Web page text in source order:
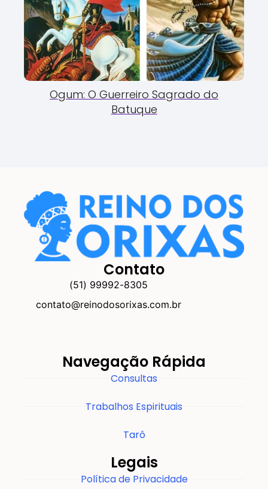
Ogum: O Guerreiro Sagrado do
Batuque
Contato
(51) 99992-8305
contato@reinodosorixas.com.br
Navegação Rápida
Consultas
Trabalhos Espirituais
Tarô
Legais
Política de Privacidade